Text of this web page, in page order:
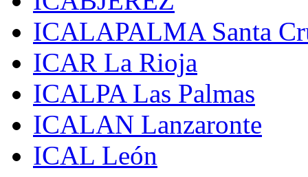
ICALAPALMA Santa
ICAR La Rioja
ICALPA Las Palmas
ICALAN Lanzaronte
ICAL León